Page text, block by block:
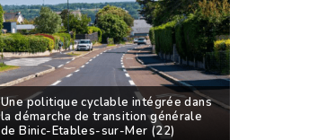
Une politique cyclable intégrée dans
la démarche de transition générale
de Binic-Etables-sur-Mer (22)